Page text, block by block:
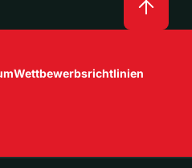
Wettbewerbsrichtlinien